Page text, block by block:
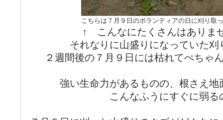
こちらは７月９日のボランティアの日に刈り取
↑ こんなにたくさんはありま
それなりに山盛りになっていた刈
２週間後の７月９日には枯れてぺちゃ
強い生命力があるものの、根さえ地
こんなふうにすぐに弱る